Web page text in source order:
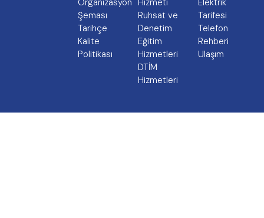
Organizasyon
Şeması
Tarihçe
Kalite
Politikası
Hizmeti
Ruhsat ve
Denetim
Eğitim
Hizmetleri
DTİM
Hizmetleri
Elektrik
Tarifesi
Telefon
Rehberi
Ulaşım